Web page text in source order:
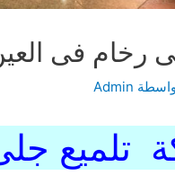
رخام فى
Admin
تلميع